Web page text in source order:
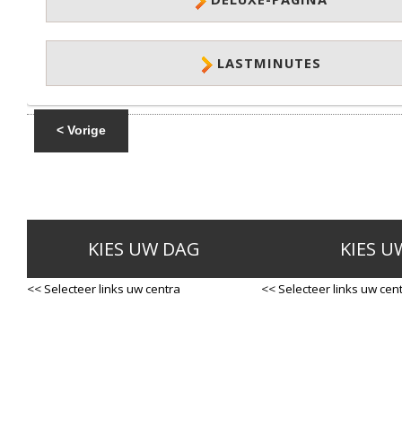
LASTMINUTES
< Vorige
KIES UW DAG
<< Selecteer links uw centra
KIES
<< Selecteer links uw